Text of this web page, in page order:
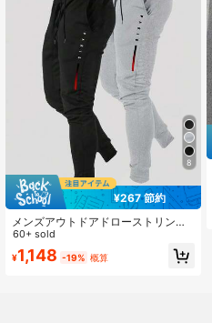
8
¥267 節約
メンズアウトドアドローストリング
ウエスト スポーツパンツ 2枚組、カ
ジュアル&ファッショナブル スウェ
ットパンツ 秋冬春
60+ sold
¥1,148 -19% 概算